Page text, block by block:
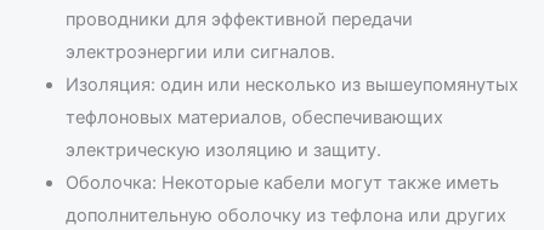
проводники для эффективной передачи
электроэнергии или сигналов.
Изоляция: один или несколько из вышеупомянутых
тефлоновых материалов, обеспечивающих
электрическую изоляцию и защиту.
Оболочка: Некоторые кабели могут также иметь
дополнительную оболочку из тефлона или других